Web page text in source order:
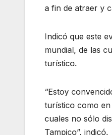
a fin de atraer y
Indicó que este
mundial, de las
turístico.
“Estoy
turístico como
cuales no sólo
Tampico”, indicó.